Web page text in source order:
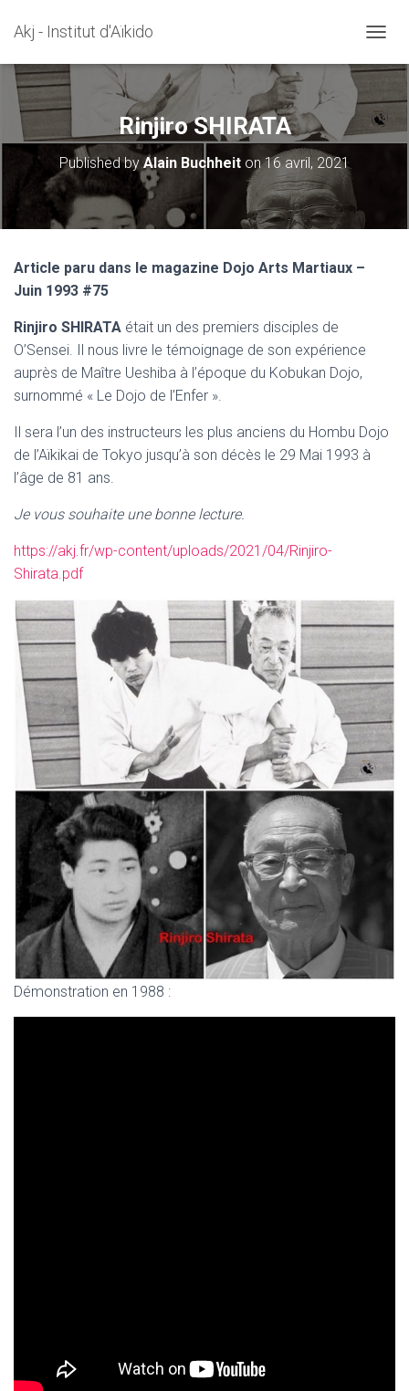
Akj - Institut d'Aïkido
Rinjiro SHIRATA
Published byAlain Buchheit on16 avril, 2021
Article paru dans le magazine Dojo Arts Martiaux –
Juin 1993 #75
Rinjiro SHIRATA était un des premiers disciples de
O’Sensei. Il nous livre le témoignage de son expérience
auprès de Maître Ueshiba à l’époque du Kobukan Dojo,
surnommé « Le Dojo de l’Enfer ».
Il sera l’un des instructeurs les plus anciens du Hombu Dojo
de l’Aïkikai de Tokyo jusqu’à son décès le 29 Mai 1993 à
l’âge de 81 ans.
Je vous souhaite une bonne lecture.
https://akj.fr/wp-content/uploads/2021/04/Rinjiro-
Shirata.pdf
Démonstration en 1988 :